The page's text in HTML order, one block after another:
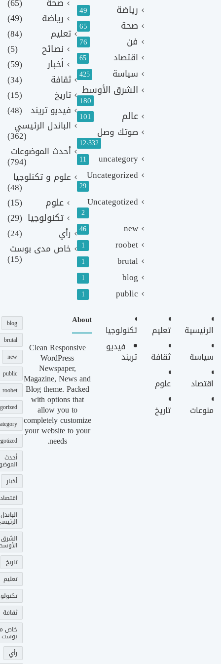
رياضة 49
صحة 65
فن 76
اقتصاد 65
سياسة 425
الشرق الأوسط
180
عالم 101
صوتك وصل
12٬332
uncategory
11
Uncategorized
29
Uncategotized
2
new
46
roobet
1
brutal
1
blog
1
public
1
رياضة
(49)
تعليم (84)
نصائح
(5)
أخبار
(59)
ثقافة
(34)
تاريخ
(15)
فيديو تريند (48)
الباندل الرئيسي
(362)
أحدث الموضوعات
(794)
علوم و تكنلوجيا
(48)
علوم
(15)
تكنولوجيا (29)
رأي
(24)
خاص مدى بوست
(15)
الرئيسية
سياسة
اقتصاد
منوعات
تعليم
ثقافة
علوم
تاريخ
تكنولوجيا
فيديو
تريند
About
Clean Responsive
WordPress
Newspaper,
Magazine, News and
Blog theme. Packed
with options that
allow you to
completely customize
your website to your
needs.
blog
brutal
new
public
roobet
أحدث
أخبار
اقتصاد
الباندل
الشرق
تاريخ
تعليم
ثقافة
خاص
بوست
رأي